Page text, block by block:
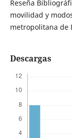
Reseña
movilidad y
metropolitana de
Descargas